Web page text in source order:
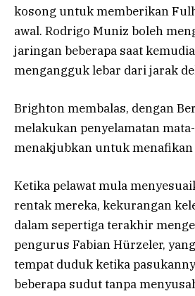
kosong untuk memberikan
awal. Rodrigo Muniz boleh
jaringan beberapa saat
mengangguk lebar dari jarak
Brighton membalas, dengan
melakukan penyelamatan
menakjubkan untuk menafikan
Ketika pelawat mula
rentak mereka, kekurangan
dalam sepertiga terakhir
pengurus Fabian Hürzeler,
tempat duduk ketika
beberapa sudut tanpa